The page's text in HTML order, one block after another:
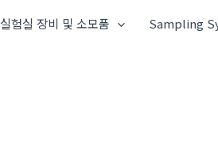
실험실 장비 및 소모품 Sampling